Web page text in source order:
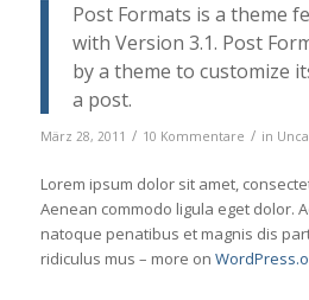
Post Formats is a theme
with Version 3.1. Post
by a theme to customize
a post.
März 28, 2011 / 10 Kommentare / in
Lorem ipsum dolor sit amet,
Aenean commodo ligula eget dolor.
natoque penatibus et magnis dis
ridiculus mus – more on